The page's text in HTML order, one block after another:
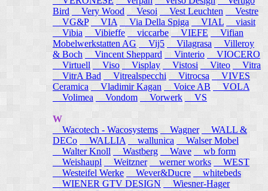
Bird
Very Wood Vesoi Vest Leuchten
Vestre
VG&P
VIA Via Della Spiga VIAL
viasit
Vibia
Vibieffe viccarbe VIEFE
Vifian
Mobelwerkstatten AG
Vij5 Vilagrasa
Villeroy
& Boch
Vincent Sheppard Vinterio
VIOCERO
Virtuell
Viso Visplay Vistosi Viteo
Vitra
VitrA Bad
Vitrealspecchi Vitrocsa
VIVES
Ceramica
Vladimir Kagan Voice AB
VOLA
Volimea
Vondom Vorwerk VS
W
Wacotech - Wacosystems
Wagner
WALL &
DECo
WALLIA wallunica
Walser Mobel
Walter Knoll
Wastberg Wave
wb form
Weishaupl
Weitzner werner works
WEST
Westeifel Werke
Wever&Ducre
whitebeds
WIENER GTV DESIGN
Wiesner-Hager